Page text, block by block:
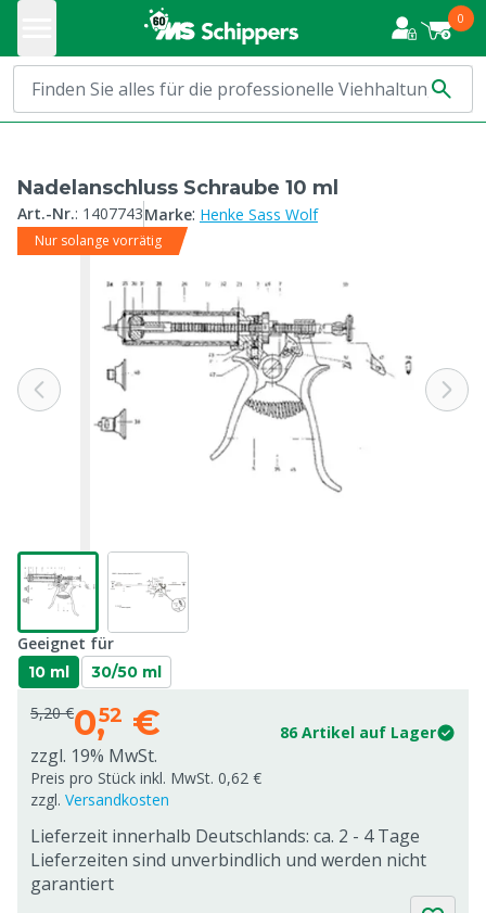
0
Nadelanschluss Schraube 10 ml
Art.-Nr.: 1407743Marke: Henke Sass Wolf
Nur solange vorrätig
Geeignet für
10 ml 30/50 ml
5,20 €0,52 € 86 Artikel auf Lager
zzgl. 19% MwSt.
Preis pro Stück inkl. MwSt. 0,62 €
zzgl. Versandkosten
Lieferzeit innerhalb Deutschlands: ca. 2 - 4 Tage
Lieferzeiten sind unverbindlich und werden nicht
garantiert